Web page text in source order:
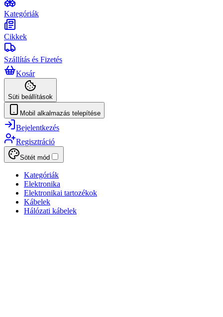
Kategóriák
Cikkek
Szállítás és Fizetés
Kosár
Süti beállítások
Mobil alkalmazás telepítése
Bejelentkezés
Regisztráció
Sötét mód
Kategóriák
Elektronika
Elektronikai tartozékok
Kábelek
Hálózati kábelek